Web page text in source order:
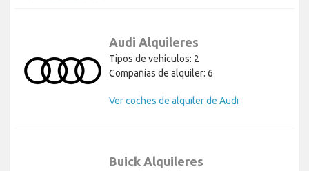
Audi Alquileres
Tipos de vehículos: 2
Compañías de alquiler: 6
Ver coches de alquiler de Audi
Buick Alquileres